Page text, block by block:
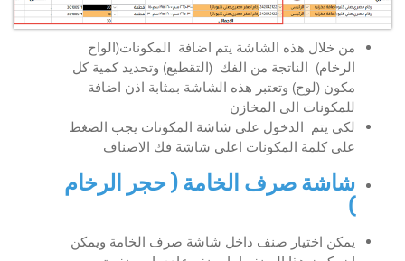
من خلال هذه الشاشة يتم اضافة المكونات(الواح
الرخام) الناتجة من الفك (التقطيع) وتحديد كمية كل
مكون (لوح) وتعتبر هذه الشاشة بمثابة اذن اضافة
للمكونات الى المخازن
لكي يتم الدخول على شاشة المكونات يجب الضغط
على كلمة المكونات اعلى شاشة فك الاصناف
شاشة صرف الخامة ( حجر الرخام
)
يمكن اختيار صنف داخل شاشة صرف الخامة ويمكن